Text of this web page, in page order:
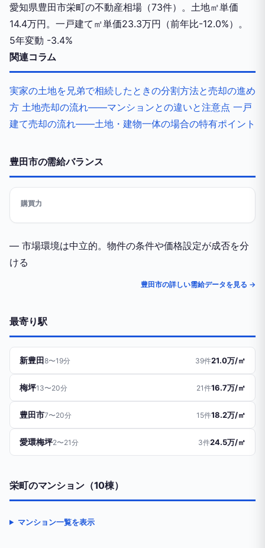
愛知県豊田市栄町の不動産相場（73件）。土地㎡単価
14.4万円。一戸建て㎡単価23.3万円（前年比-12.0%）。
5年変動 -3.4%
関連コラム
実家の土地を兄弟で相続したときの分割方法と売却の進め
方 土地売却の流れ——マンションとの違いと注意点 一戸
建て売却の流れ——土地・建物一体の場合の特有ポイント
豊田市の需給バランス
購買力
— 市場環境は中立的。物件の条件や価格設定が成否を分
ける
豊田市の詳しい需給データを見る →
最寄り駅
新豊田8〜19分 39件21.0万/㎡
梅坪13〜20分 21件16.7万/㎡
豊田市7〜20分 15件18.2万/㎡
愛環梅坪2〜21分 3件24.5万/㎡
栄町のマンション（10棟）
マンション一覧を表示